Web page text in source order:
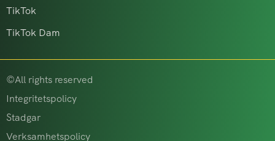
TikTok
TikTok Dam
©All rights reserved
Integritetspolicy
Stadgar
Verksamhetspolicy